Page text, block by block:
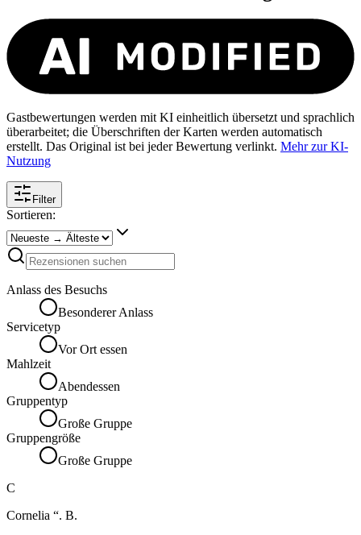
Gastbewertungen werden mit KI einheitlich übersetzt und sprachlich
überarbeitet; die Überschriften der Karten werden automatisch
erstellt. Das Original ist bei jeder Bewertung verlinkt. Mehr zur KI-
Nutzung
Filter
Sortieren:
Anlass des Besuchs
Besonderer Anlass
Servicetyp
Vor Ort essen
Mahlzeit
Abendessen
Gruppentyp
Große Gruppe
Gruppengröße
Große Gruppe
C
Cornelia “. B.